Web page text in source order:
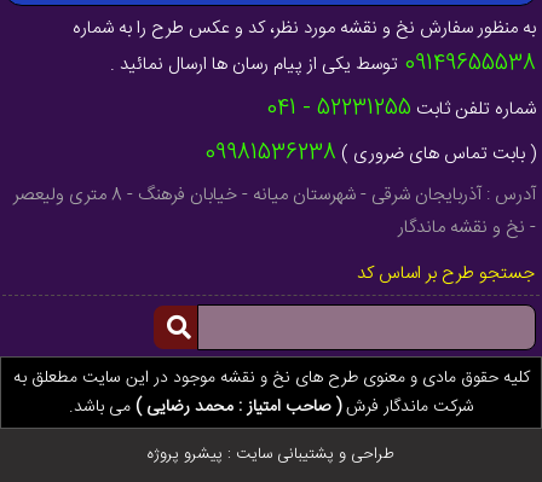
به منظور سفارش نخ و نقشه مورد نظر، کد و عکس طرح را به شماره
09149655538 توسط یکی از پیام رسان ها ارسال نمائید .
شماره تلفن ثابت 52231255 - 041
( بابت تماس های ضروری ) 09981536238
آدرس : آذربایجان شرقی - شهرستان میانه - خیابان فرهنگ - 8 متری ولیعصر
- نخ و نقشه ماندگار
جستجو طرح بر اساس کد
کلیه حقوق مادی و معنوی طرح های نخ و نقشه موجود در این سایت مطعلق به
شرکت ماندگار فرش( صاحب امتیاز : محمد رضایی )می باشد.
طراحی و پشتیبانی سایت : پیشرو پروژه